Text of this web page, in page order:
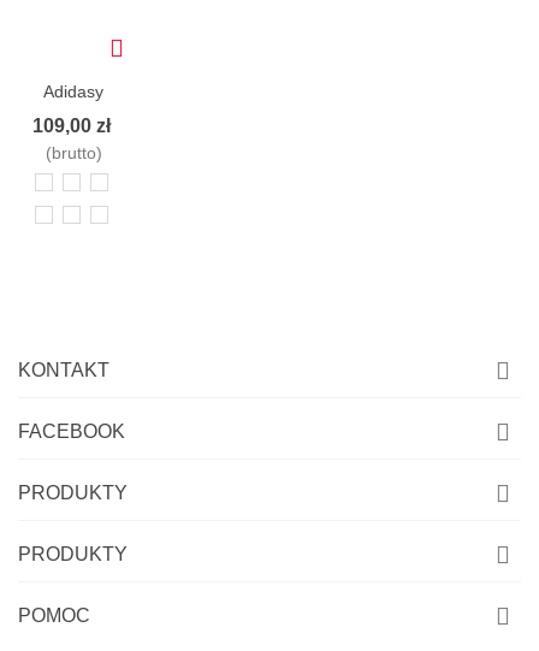
Adidasy
Balanga
109,00 zł
(brutto)
KONTAKT
FACEBOOK
PRODUKTY
PRODUKTY
POMOC